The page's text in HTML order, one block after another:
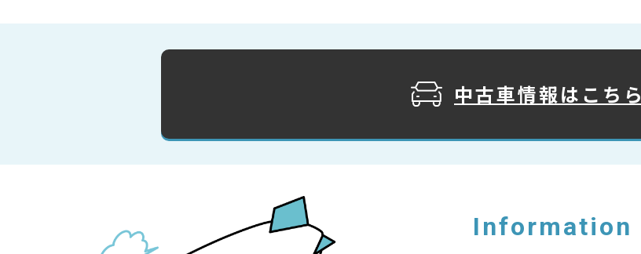
中古車情報は こちら
Information